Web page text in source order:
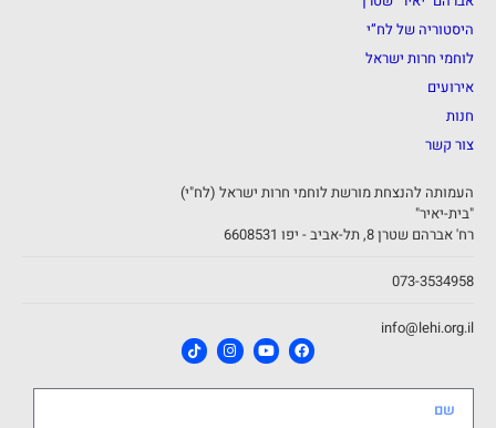
היסטוריה של לח”י
לוחמי חרות ישראל
אירועים
חנות
צור קשר
העמותה להנצחת מורשת לוחמי חרות ישראל (לח"י)
"בית-יאיר"
רח' אברהם שטרן 8, תל-אביב - יפו 6608531
073-3534958
info@lehi.org.il